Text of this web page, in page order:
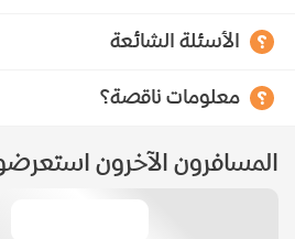
الأسئلة الشائعة
معلومات ناقصة؟
المسافرون الآخرون